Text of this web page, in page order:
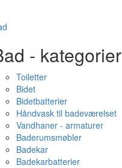
- kategorier
Toiletter
Bidet
Bidetbatterier
Håndvask til badeværelset
Vandhaner - armaturer
Baderumsmøbler
Badekar
Badekarbatterier